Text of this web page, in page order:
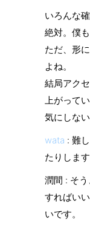
いろんな
絶対。僕
ただ、形
よね。
結局アク
上がって
気にしな
wata : 難
たりします
潤間 : そ
すればい
いです。